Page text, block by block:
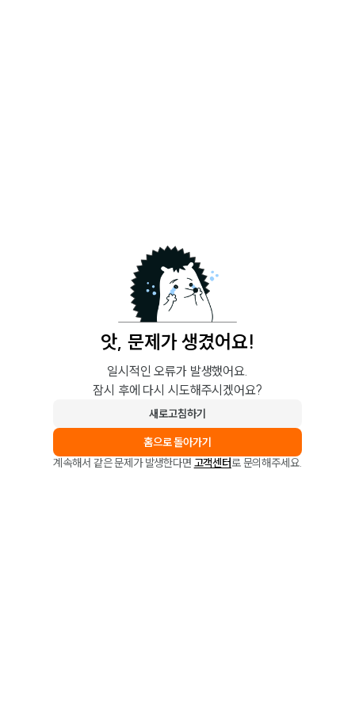
앗, 문제가 생겼어요!
일시적인 오류가 발생했어요.
잠시 후에 다시 시도해주시겠어요?
새로고침하기
홈으로 돌아가기
계속해서 같은 문제가 발생한다면 고객센터로 문의해주세요.